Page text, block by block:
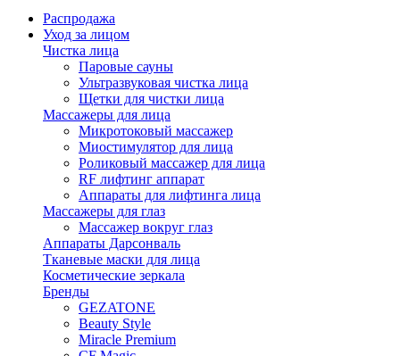
Распродажа
Уход за лицом
Чистка лица
Паровые сауны
Ультразвуковая чистка лица
Щетки для чистки лица
Массажеры для лица
Микротоковый массажер
Миостимулятор для лица
Роликовый массажер для лица
RF лифтинг аппарат
Аппараты для лифтинга лица
Массажеры для глаз
Массажер вокруг глаз
Аппараты Дарсонваль
Тканевые маски для лица
Косметические зеркала
Бренды
GEZATONE
Beauty Style
Miracle Premium